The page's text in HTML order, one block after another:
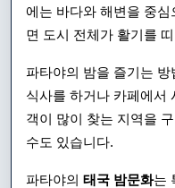
에는 바다와 해변을 중
면 도시 전체가 활기를
파타야의 밤을 즐기는
식사를 하거나 카페에서
객이 많이 찾는 지역을
수도 있습니다.
파타야의 태국 밤문화는